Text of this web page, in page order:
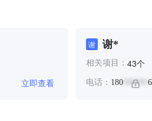
立即查看
谢 谢*
相关项目： 43个
电话： 180******